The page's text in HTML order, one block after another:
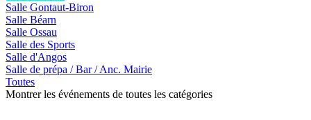
Salle Gontaut-Biron
Salle Béarn
Salle Ossau
Salle des Sports
Salle d'Angos
Salle de prépa / Bar / Anc. Mairie
Toutes
Montrer les événements de toutes les catégories